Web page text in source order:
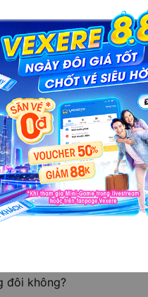
giờ xuất phát sớm nhất
đi Bình Sơn - Quảng
giờ xuất phát trễ (muộn)
xe đi Bình Sơn - Quảng
nhất?
xe đi Hà Tiên - Kiên Giang
đi Bình Sơn - Quảng
khách hàng).
xe Hà Tiên - Kiên Giang
đôi không?